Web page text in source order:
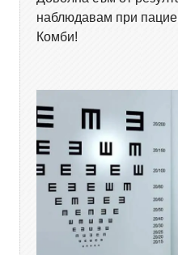
наблюдавам при
Комби!